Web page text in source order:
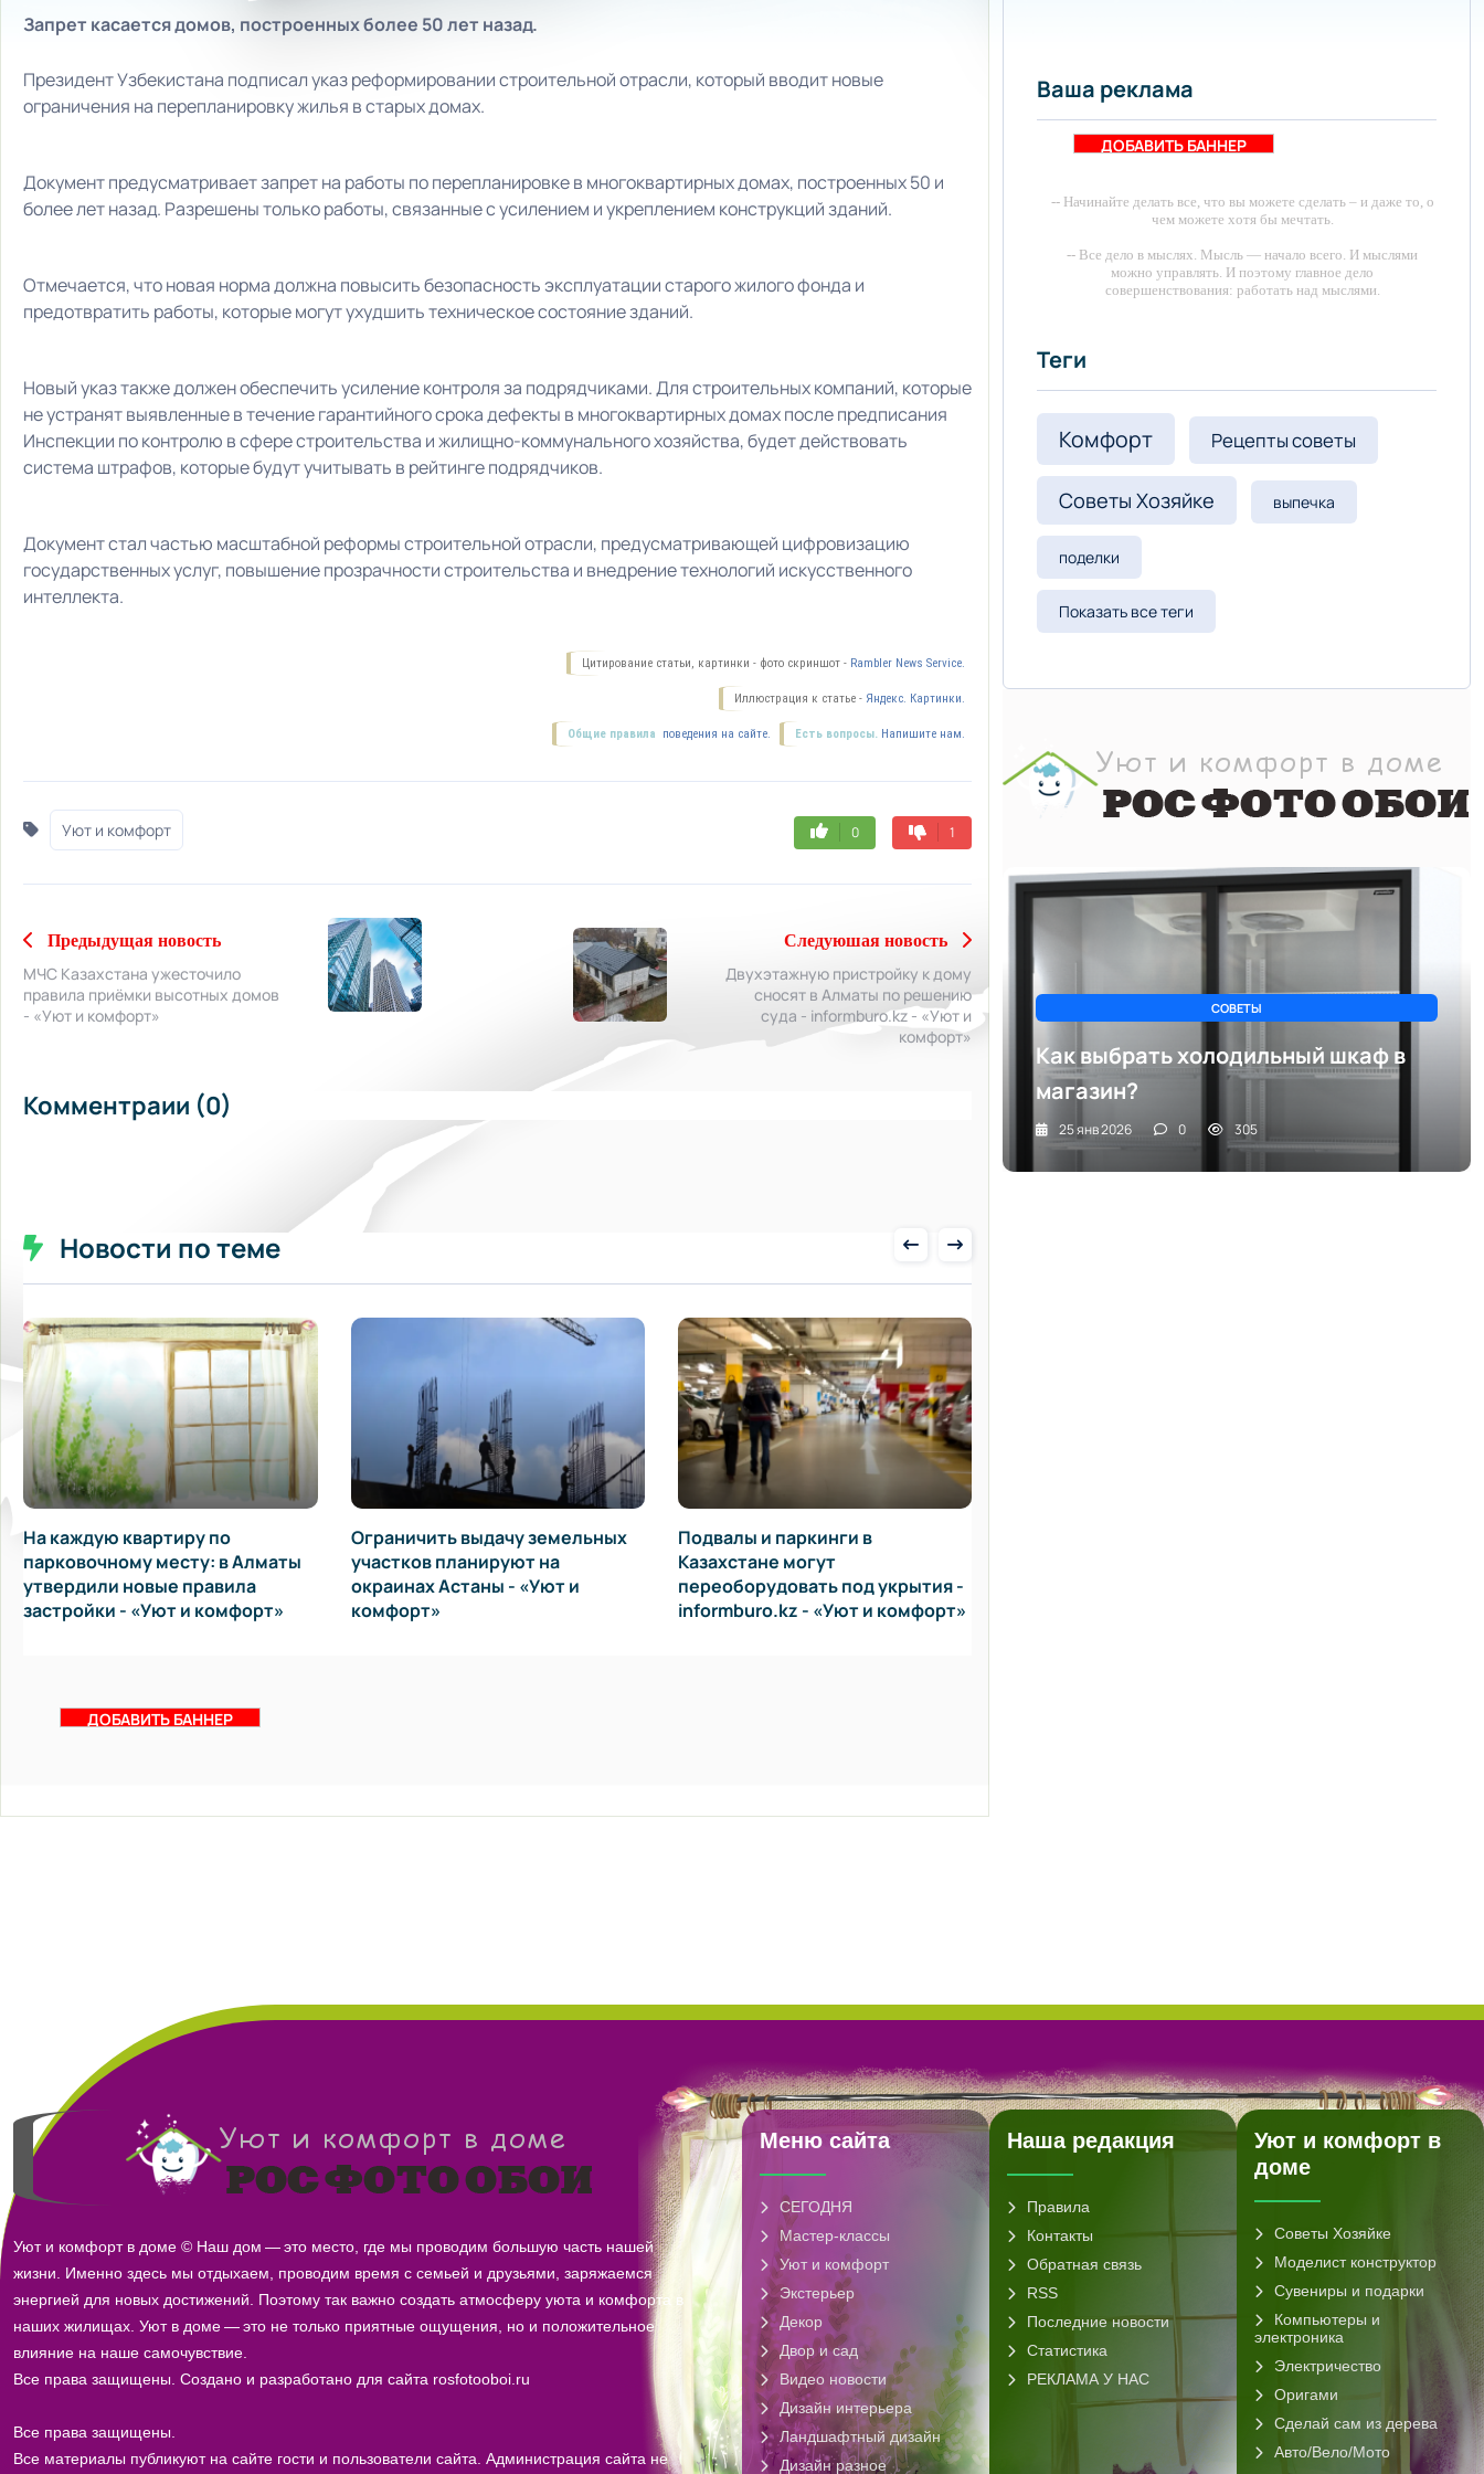
Запрет касается домов, построенных более 50 лет назад.
Президент Узбекистана подписал указ реформировании строительной отрасли, который вводит новые
ограничения на перепланировку жилья в старых домах.
Документ предусматривает запрет на работы по перепланировке в многоквартирных домах, построенных 50 и
более лет назад. Разрешены только работы, связанные с усилением и укреплением конструкций зданий.
Отмечается, что новая норма должна повысить безопасность эксплуатации старого жилого фонда и
предотвратить работы, которые могут ухудшить техническое состояние зданий.
Новый указ также должен обеспечить усиление контроля за подрядчиками. Для строительных компаний, которые
не устранят выявленные в течение гарантийного срока дефекты в многоквартирных домах после предписания
Инспекции по контролю в сфере строительства и жилищно-коммунального хозяйства, будет действовать
система штрафов, которые будут учитывать в рейтинге подрядчиков.
Документ стал частью масштабной реформы строительной отрасли, предусматривающей цифровизацию
государственных услуг, повышение прозрачности строительства и внедрение технологий искусственного
интеллекта.
Цитирование статьи, картинки - фото скриншот - Rambler News Service.
Иллюстрация к статье - Яндекс. Картинки.
Есть вопросы. Напишите нам.
Общие правила поведения на сайте.
Уют и комфорт 0 1
Предыдущая новость
МЧС Казахстана ужесточило
правила приёмки высотных домов
- «Уют и комфорт»
Следуюшая новость
Двухэтажную пристройку к дому
сносят в Алматы по решению
суда - informburo.kz - «Уют и
комфорт»
Комментраии (0)
Новости по теме
На каждую квартиру по
парковочному месту: в Алматы
утвердили новые правила
застройки - «Уют и комфорт»
Ограничить выдачу земельных
участков планируют на
окраинах Астаны - «Уют и
комфорт»
Подвалы и паркинги в
Казахстане могут
переоборудовать под укрытия -
informburo.kz - «Уют и комфорт»
ДОБАВИТЬ БАННЕР
Ваша реклама
ДОБАВИТЬ БАННЕР
-- Начинайте делать все, что вы можете сделать – и даже то, о
чем можете хотя бы мечтать.
-- Все дело в мыслях. Мысль — начало всего. И мыслями
можно управлять. И поэтому главное дело
совершенствования: работать над мыслями.
— глупость. Из всех страхов самый пугающий —
самолюбование.
-- Лучшее, что можно сделать с хорошим советом, это
пропустить его мимо ушей. Он никогда не бывает полезен
никому, кроме того, кто его дал.
-- Люблю давать советы и очень не люблю, когда их дают мне.
Теги
Комфорт Рецепты советы
Советы Хозяйке выпечка
поделки
Показать все теги
СОВЕТЫ
Как выбрать холодильный шкаф в
магазин?
25 янв 2026 0 305
Уют и комфорт в доме © Наш дом — это место, где мы проводим большую часть нашей
жизни. Именно здесь мы отдыхаем, проводим время с семьей и друзьями, заряжаемся
энергией для новых достижений. Поэтому так важно создать атмосферу уюта и комфорта в
наших жилищах. Уют в доме — это не только приятные ощущения, но и положительное
влияние на наше самочувствие.
Все права защищены. Создано и разработано для сайта rosfotooboi.ru
Все права защищены.
Все материалы публикуют на сайте гости и пользователи сайта. Администрация сайта не
Меню сайта
СЕГОДНЯ
Мастер-классы
Уют и комфорт
Экстерьер
Декор
Двор и сад
Видео новости
Дизайн интерьера
Ландшафтный дизайн
Дизайн разное
Наша редакция
Правила
Контакты
Обратная связь
RSS
Последние новости
Статистика
РЕКЛАМА У НАС
Уют и комфорт в
доме
Советы Хозяйке
Моделист конструктор
Сувениры и подарки
Компьютеры и
электроника
Электричество
Оригами
Сделай сам из дерева
Авто/Вело/Мото